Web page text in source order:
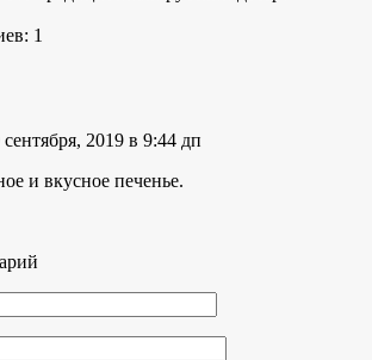
1
сентября, 2019 в 9:44 дп
и вкусное печенье.